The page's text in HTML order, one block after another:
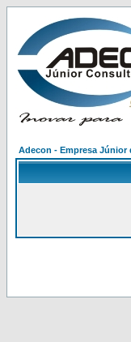
Adecon - Empresa Júnior